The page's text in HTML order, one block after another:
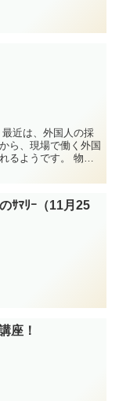
ら、現場で働く外国
ようです。 物価
ｻﾏﾘｰ（11月25
座！